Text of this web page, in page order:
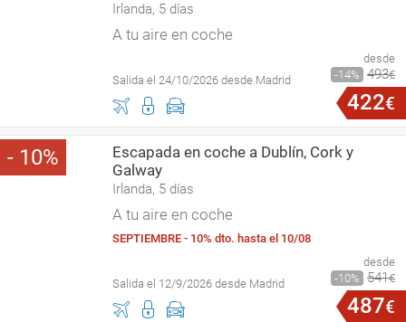
Irlanda, 5 días
A tu aire en coche
Salida el 24/10/2026 desde Madrid
desde
14
493€
422€
10
Escapada en coche a Dublín, Cork y
Galway
Irlanda, 5 días
A tu aire en coche
SEPTIEMBRE - 10% dto. hasta el 10/08
Salida el 12/9/2026 desde Madrid
desde
10
541€
487€